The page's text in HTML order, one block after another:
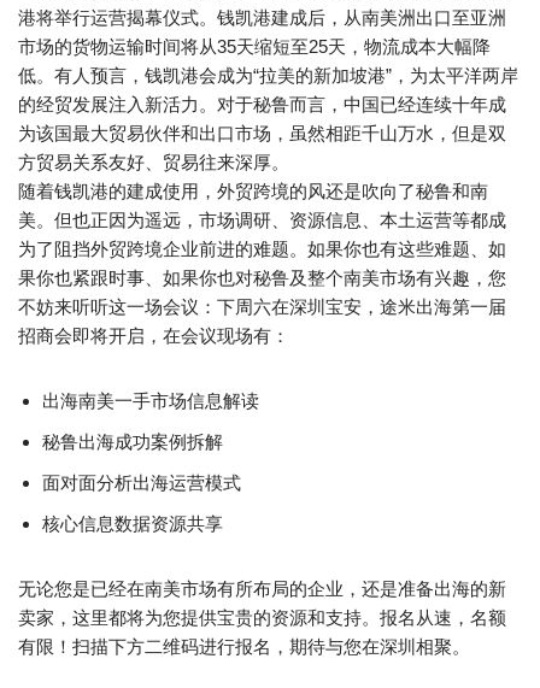
港将举行运营揭幕仪式。钱凯港建成后，从南美洲出口至亚洲
市场的货物运输时间将从35天缩短至25天，物流成本大幅降
低。有人预言，钱凯港会成为“拉美的新加坡港”，为太平洋两岸
的经贸发展注入新活力。对于秘鲁而言，中国已经连续十年成
为该国最大贸易伙伴和出口市场，虽然相距千山万水，但是双
方贸易关系友好、贸易往来深厚。
随着钱凯港的建成使用，外贸跨境的风还是吹向了秘鲁和南
美。但也正因为遥远，市场调研、资源信息、本土运营等都成
为了阻挡外贸跨境企业前进的难题。如果你也有这些难题、如
果你也紧跟时事、如果你也对秘鲁及整个南美市场有兴趣，您
不妨来听听这一场会议：下周六在深圳宝安，途米出海第一届
招商会即将开启，在会议现场有：
出海南美一手市场信息解读
秘鲁出海成功案例拆解
面对面分析出海运营模式
核心信息数据资源共享
无论您是已经在南美市场有所布局的企业，还是准备出海的新
卖家，这里都将为您提供宝贵的资源和支持。报名从速，名额
有限！扫描下方二维码进行报名，期待与您在深圳相聚。